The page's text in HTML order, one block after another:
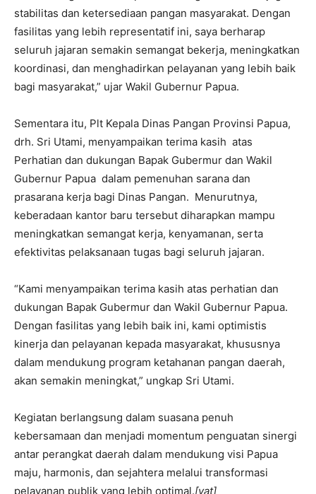
stabilitas dan ketersediaan pangan masyarakat. Dengan
fasilitas yang lebih representatif ini, saya berharap
seluruh jajaran semakin semangat bekerja, meningkatkan
koordinasi, dan menghadirkan pelayanan yang lebih baik
bagi masyarakat,” ujar Wakil Gubernur Papua.
Sementara itu, Plt Kepala Dinas Pangan Provinsi Papua,
drh. Sri Utami, menyampaikan terima kasih atas
Perhatian dan dukungan Bapak Gubermur dan Wakil
Gubernur Papua dalam pemenuhan sarana dan
prasarana kerja bagi Dinas Pangan. Menurutnya,
keberadaan kantor baru tersebut diharapkan mampu
meningkatkan semangat kerja, kenyamanan, serta
efektivitas pelaksanaan tugas bagi seluruh jajaran.
“Kami menyampaikan terima kasih atas perhatian dan
dukungan Bapak Gubermur dan Wakil Gubernur Papua.
Dengan fasilitas yang lebih baik ini, kami optimistis
kinerja dan pelayanan kepada masyarakat, khususnya
dalam mendukung program ketahanan pangan daerah,
akan semakin meningkat,” ungkap Sri Utami.
Kegiatan berlangsung dalam suasana penuh
kebersamaan dan menjadi momentum penguatan sinergi
antar perangkat daerah dalam mendukung visi Papua
maju, harmonis, dan sejahtera melalui transformasi
pelayanan publik yang lebih optimal.[yat]